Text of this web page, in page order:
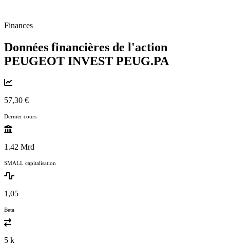
Finances
Données financières de l'action
PEUGEOT INVEST PEUG.PA
57,30 €
Dernier cours
1.42 Mrd
SMALL capitalisation
1,05
Beta
5 k